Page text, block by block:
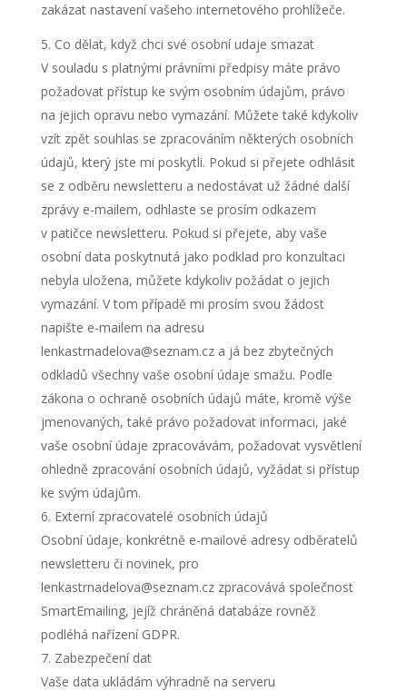
zakázat nastavení vašeho internetového prohlížeče.
Co dělat, když chci své osobní udaje smazat
V souladu s platnými právními předpisy máte právo
požadovat přístup ke svým osobním údajům, právo
na jejich opravu nebo vymazání. Můžete také kdykoliv
vzít zpět souhlas se zpracováním některých osobních
údajů, který jste mi poskytli. Pokud si přejete odhlásit
se z odběru newsletteru a nedostávat už žádné další
zprávy e-mailem, odhlaste se prosím odkazem
v patičce newsletteru. Pokud si přejete, aby vaše
osobní data poskytnutá jako podklad pro konzultaci
nebyla uložena, můžete kdykoliv požádat o jejich
vymazání. V tom případě mi prosím svou žádost
napište e-mailem na adresu
lenkastrnadelova@seznam.cz a já bez zbytečných
odkladů všechny vaše osobní údaje smažu. Podle
zákona o ochraně osobních údajů máte, kromě výše
jmenovaných, také právo požadovat informaci, jaké
vaše osobní údaje zpracovávám, požadovat vysvětlení
ohledně zpracování osobních údajů, vyžádat si přístup
ke svým údajům.
Externí zpracovatelé osobních údajů
Osobní údaje, konkrétně e-mailové adresy odběratelů
newsletteru či novinek, pro
lenkastrnadelova@seznam.cz zpracovává společnost
SmartEmailing, jejíž chráněná databáze rovněž
podléhá nařízení GDPR.
Zabezpečení dat
Vaše data ukládám výhradně na serveru